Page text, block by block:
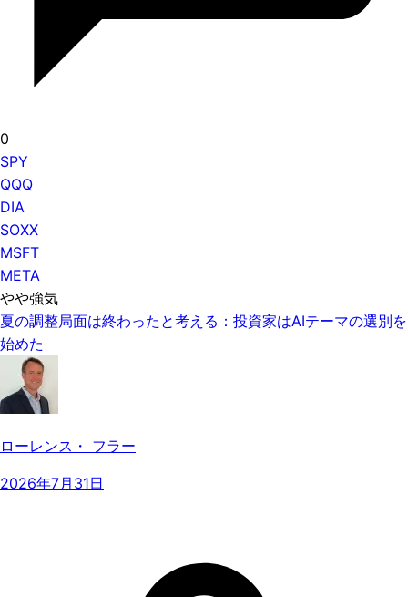
0
SPY
QQQ
DIA
SOXX
MSFT
META
やや強気
夏の調整局面は終わったと考える：投資家はAIテーマの選別を
始めた
ローレンス・ フラー
2026年7月31日